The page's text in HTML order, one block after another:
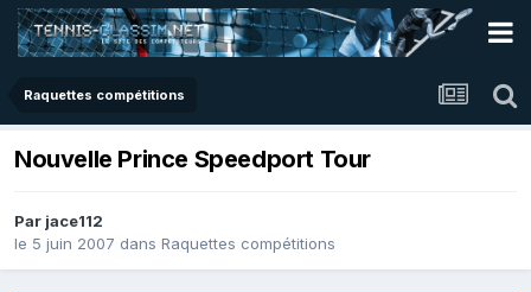
Raquettes compétitions
Nouvelle Prince Speedport Tour
Par jace112
le 5 juin 2007 dans Raquettes compétitions